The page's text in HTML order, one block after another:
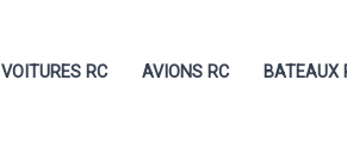
VOITURES RC AVIONS RC BATEAUX